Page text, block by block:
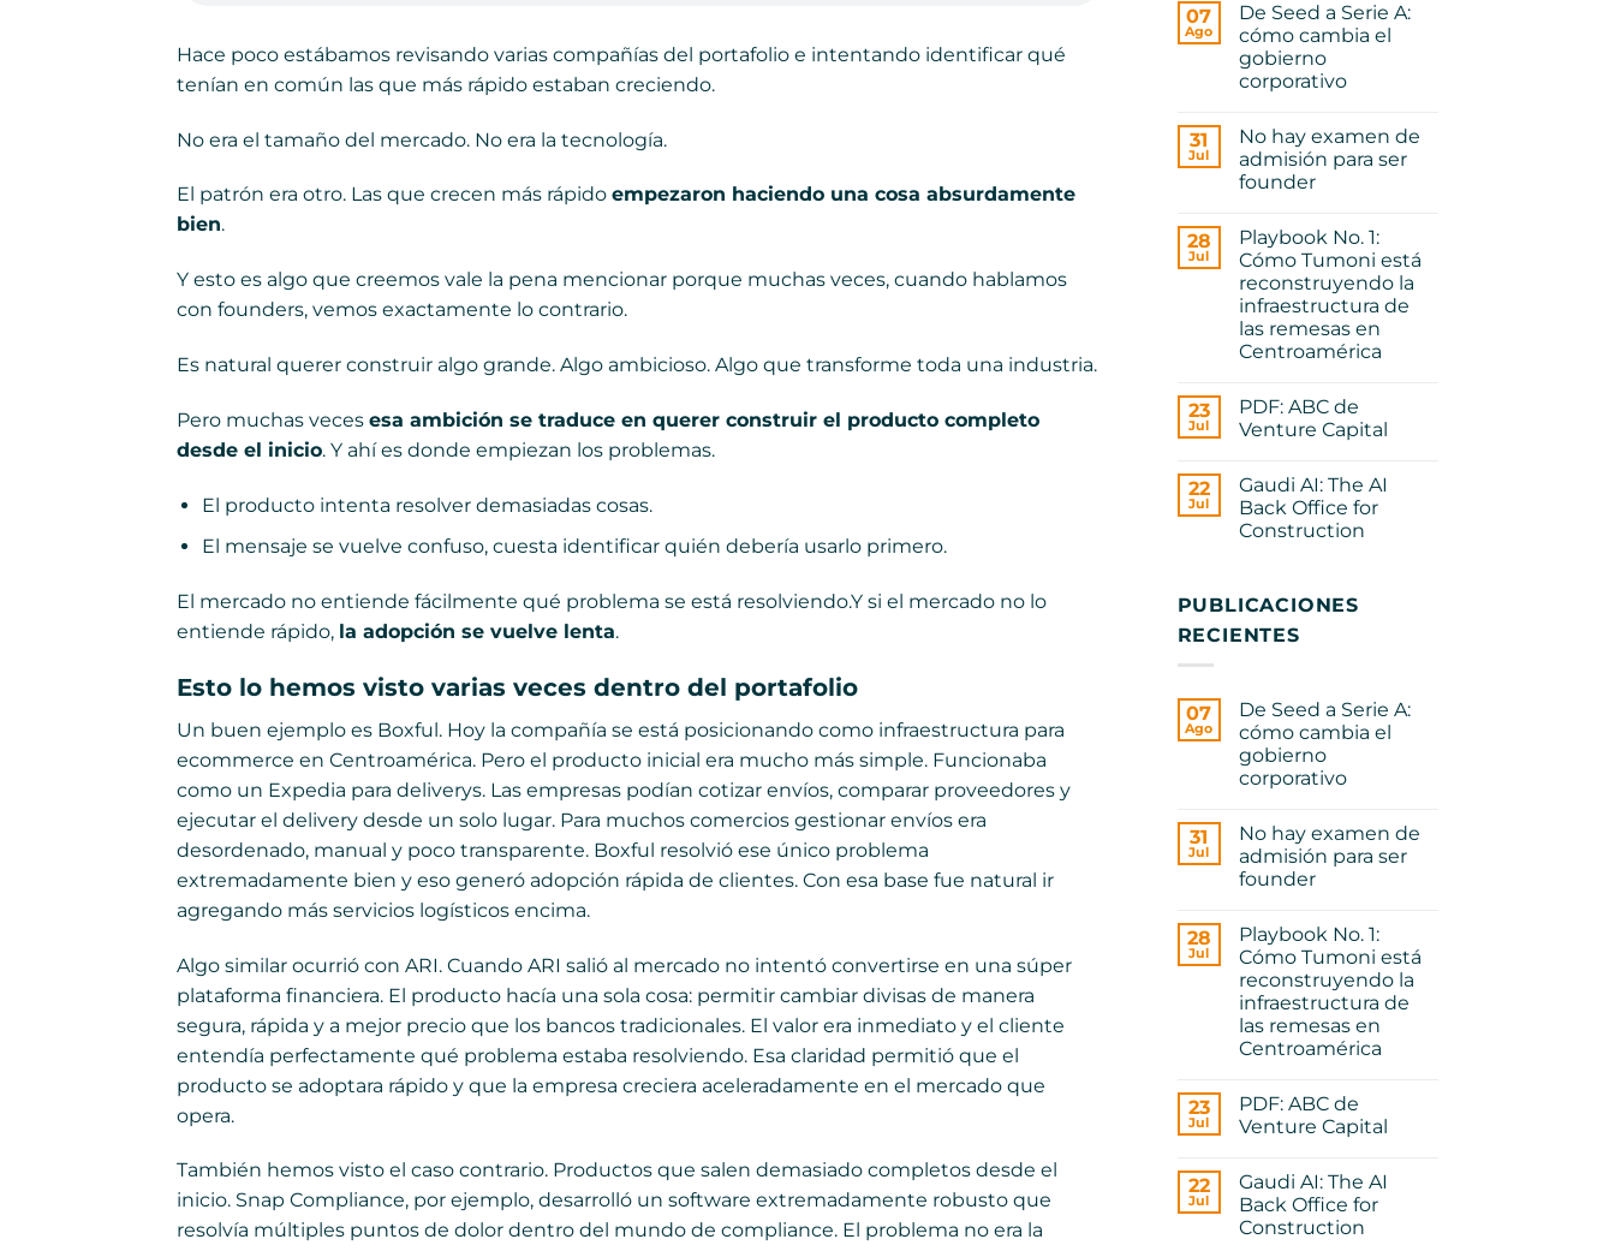
Hace poco estábamos revisando varias compañías del portafolio e intentando identificar qué
tenían en común las que más rápido estaban creciendo.
No era el tamaño del mercado. No era la tecnología.
El patrón era otro. Las que crecen más rápido empezaron haciendo una cosa absurdamente
bien.
Y esto es algo que creemos vale la pena mencionar porque muchas veces, cuando hablamos
con founders, vemos exactamente lo contrario.
Es natural querer construir algo grande. Algo ambicioso. Algo que transforme toda una industria.
Pero muchas veces esa ambición se traduce en querer construir el producto completo
desde el inicio. Y ahí es donde empiezan los problemas.
El producto intenta resolver demasiadas cosas.
El mensaje se vuelve confuso, cuesta identificar quién debería usarlo primero.
El mercado no entiende fácilmente qué problema se está resolviendo.Y si el mercado no lo
entiende rápido, la adopción se vuelve lenta.
Esto lo hemos visto varias veces dentro del portafolio
Un buen ejemplo es Boxful. Hoy la compañía se está posicionando como infraestructura para
ecommerce en Centroamérica. Pero el producto inicial era mucho más simple. Funcionaba
como un Expedia para deliverys. Las empresas podían cotizar envíos, comparar proveedores y
ejecutar el delivery desde un solo lugar. Para muchos comercios gestionar envíos era
desordenado, manual y poco transparente. Boxful resolvió ese único problema
extremadamente bien y eso generó adopción rápida de clientes. Con esa base fue natural ir
agregando más servicios logísticos encima.
Algo similar ocurrió con ARI. Cuando ARI salió al mercado no intentó convertirse en una súper
plataforma financiera. El producto hacía una sola cosa: permitir cambiar divisas de manera
segura, rápida y a mejor precio que los bancos tradicionales. El valor era inmediato y el cliente
entendía perfectamente qué problema estaba resolviendo. Esa claridad permitió que el
producto se adoptara rápido y que la empresa creciera aceleradamente en el mercado que
opera.
También hemos visto el caso contrario. Productos que salen demasiado completos desde el
inicio. Snap Compliance, por ejemplo, desarrolló un software extremadamente robusto que
resolvía múltiples puntos de dolor dentro del mundo de compliance. El problema no era la
07
Ago
De Seed a Serie A:
cómo cambia el
gobierno
corporativo
comentarios
en
De
Seed
A:
cómo
cambia
el
gobierno
corporativo
31
Jul
No hay examen de
admisión para ser
founder
comentarios
en
No
hay
examen
de
admisión
para
ser
28
Jul
Playbook No. 1:
Cómo Tumoni está
reconstruyendo la
infraestructura de
las remesas en
Centroamérica
comentarios
en
Playbook
Cómo
Tumoni
está
reconstruyendo
las
remesas
en
Centroamérica
23
Jul
PDF: ABC de
Venture Capital
comentarios
en
PDF:
ABC
22
Jul
Gaudi AI: The AI
Back Office for
Construction
en
Gaudi
AI:
for
Construction
PUBLICACIONES
RECIENTES
07
Ago
De Seed a Serie A:
cómo cambia el
gobierno
corporativo
comentarios
De
Seed
A:
cómo
cambia
el
gobierno
corporativo
31
Jul
No hay examen de
admisión para ser
founder
comentarios
en
No
hay
examen
de
admisión
para
ser
28
Jul
Playbook No. 1:
Cómo Tumoni está
reconstruyendo la
infraestructura de
las remesas en
Centroamérica
comentarios
en
Playbook
Cómo
Tumoni
está
reconstruyendo
23
Jul
PDF: ABC de
Venture Capital
comentarios
en
PDF:
ABC
22
Jul
Gaudi AI: The AI
Back Office for
Construction